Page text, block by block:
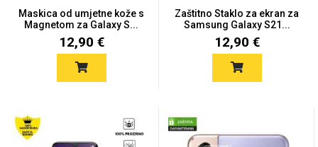
Maskica od umjetne kože s
Magnetom za Galaxy S...
12,90 €
Zaštitno Staklo za ekran za
Samsung Galaxy S21...
12,90 €
Mandale / Cvjetni
motivi
Citati & Stihovi